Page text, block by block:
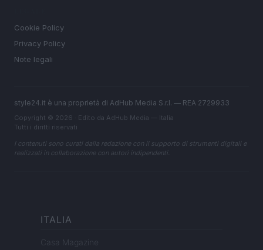
Cookie Policy
Privacy Policy
Note legali
style24.it è una proprietà di AdHub Media S.r.l. — REA 2729933
Copyright © 2026 · Edito da AdHub Media — Italia
Tutti i diritti riservati
I contenuti sono curati dalla redazione con il supporto di strumenti digitali e
realizzati in collaborazione con autori indipendenti.
ITALIA
Casa Magazine